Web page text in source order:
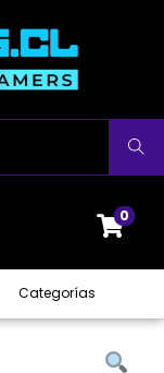
Buscar
0
Categorías